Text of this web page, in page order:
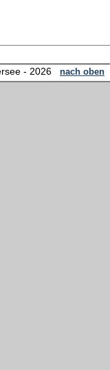
- 2026 nach oben